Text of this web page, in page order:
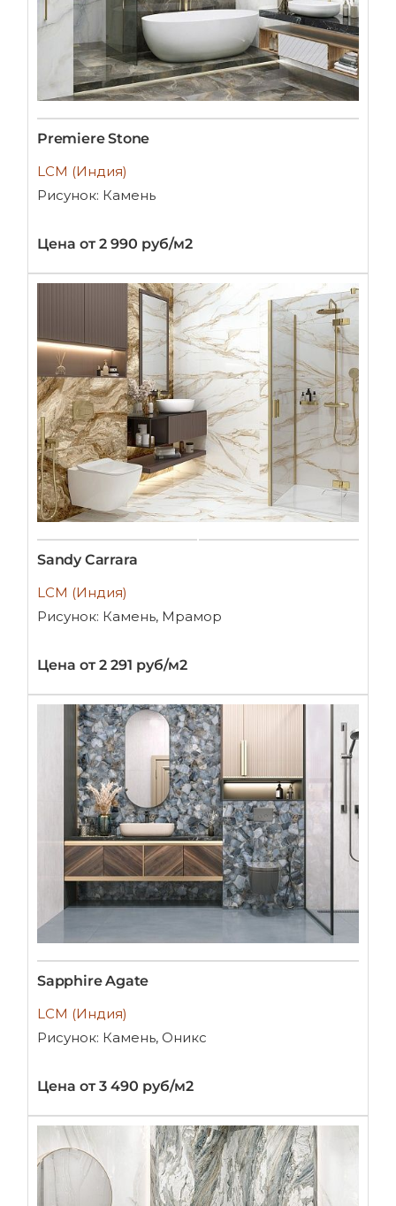
Premiere Stone
LCM (Индия)
Рисунок: Камень
Цена от 2 990 руб/м2
Sandy Carrara
LCM (Индия)
Рисунок: Камень, Мрамор
Цена от 2 291 руб/м2
Sapphire Agate
LCM (Индия)
Рисунок: Камень, Оникс
Цена от 3 490 руб/м2